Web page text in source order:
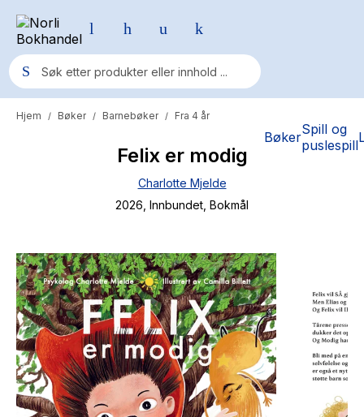
BøkerSpill og
puslespill
Populære søk
Fury Bound - Sable Sorensen
Elizabeth Strout
Hitster
Hypopressiv trening
The Housemaid
Hjem / Bøker / Barnebøker / Fra 4 år
Felix er modig
Charlotte Mjelde
2026 , Innbundet , Bokmål